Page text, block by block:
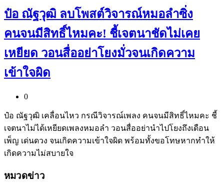
ป๋อ ณัฐวุฒิ ลบโพสต์วิจารณ์หมอลำซิ่ง
คนจนมีสิทธิ์ไหมคะ! ชี้เจตนาชัดไม่เคย
เหยียด วอนสื่ออย่าโยงมั่วจนเกิดความ
เข้าใจผิด
0
ป๋อ ณัฐวุฒิ เคลื่อนไหว กรณีวิจารณ์เพลง คนจนมีสิทธิ์ไหมคะ ชี้
เจตนาไม่ได้เหยียดเพลงหมอลำ วอนสื่ออย่านำไปโยงถึงเดือน
เพ็ญ เด่นดวง จนเกิดความเข้าใจผิด พร้อมทั้งขอโทษหากทำให้
เกิดความไม่สบายใจ
หมวดข่าว